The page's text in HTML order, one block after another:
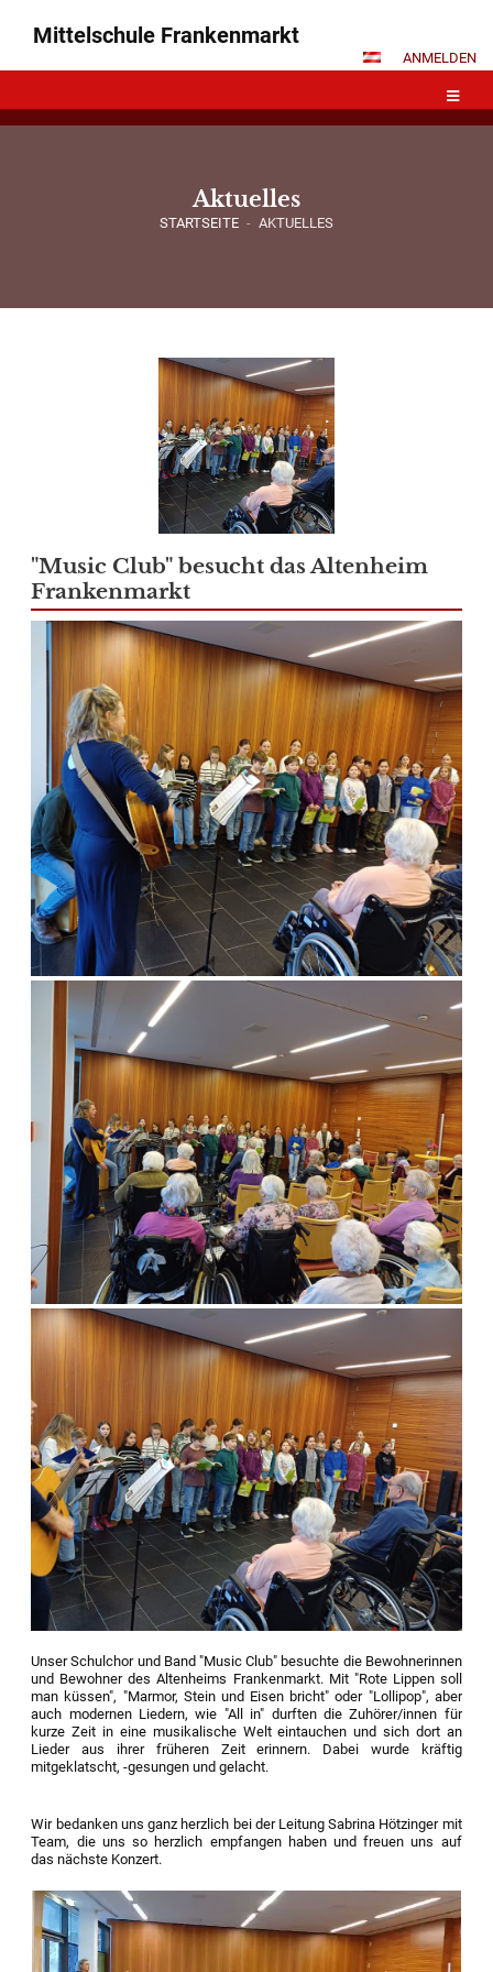
Mittelschule Frankenmarkt
ANMELDEN
Aktuelles
STARTSEITE - AKTUELLES
"Music Club" besucht das Altenheim
Frankenmarkt
Unser Schulchor und Band "Music Club" besuchte die Bewohnerinnen
und Bewohner des Altenheims Frankenmarkt. Mit "Rote Lippen soll
man küssen", "Marmor, Stein und Eisen bricht" oder "Lollipop", aber
auch modernen Liedern, wie "All in" durften die Zuhörer/innen für
kurze Zeit in eine musikalische Welt eintauchen und sich dort an
Lieder aus ihrer früheren Zeit erinnern. Dabei wurde kräftig
mitgeklatscht, -gesungen und gelacht.
Wir bedanken uns ganz herzlich bei der Leitung Sabrina Hötzinger mit
Team, die uns so herzlich empfangen haben und freuen uns auf
das nächste Konzert.